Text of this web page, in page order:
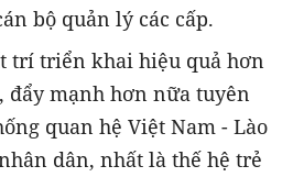
bộ quản lý các cấp.
trí triển khai hiệu quả hơn
đẩy mạnh hơn nữa tuyên
quan hệ Việt Nam - Lào
dân, nhất là thế hệ trẻ